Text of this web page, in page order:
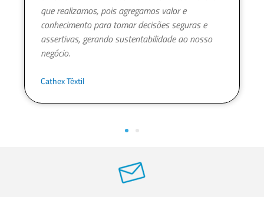
que realizamos, pois agregamos valor e
conhecimento para tomar decisões seguras e
assertivas, gerando sustentabilidade ao nosso
negócio.
Cathex Têxtil